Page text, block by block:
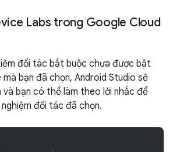
Labs trong Google Cloud
đối tác bắt buộc chưa được bật
bạn đã chọn, Android Studio sẽ
bạn có thể làm theo lời nhắc để
đối tác đã chọn.